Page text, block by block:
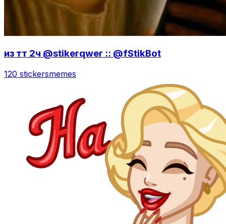
из тт 2ч @stikerqwer :: @fStikBot
120 stickersmemes